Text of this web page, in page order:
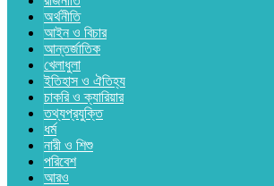
অর্থনীতি
আইন ও বিচার
আন্তর্জাতিক
খেলাধুলা
ইতিহাস ও ঐতিহ্য
চাকরি ও ক্যারিয়ার
তথ্যপ্রযুক্তি
ধর্ম
নারী ও শিশু
পরিবেশ
আরও